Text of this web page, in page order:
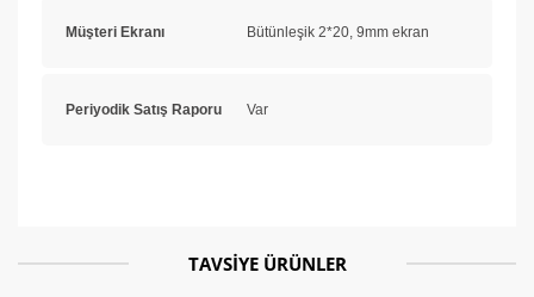
Müşteri Ekranı Bütünleşik 2*20, 9mm ekran
Periyodik Satış Raporu Var
Görüş ve önerileriniz için teşekkür ederiz.
TAVSİYE ÜRÜNLER